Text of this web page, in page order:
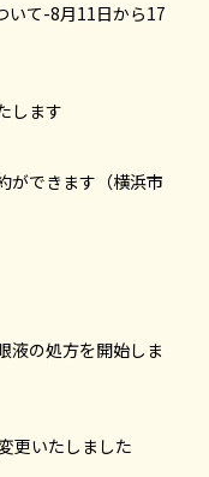
いて-8月11日から17
します
ができます（横浜市
液の処方を開始しま
更いたしました